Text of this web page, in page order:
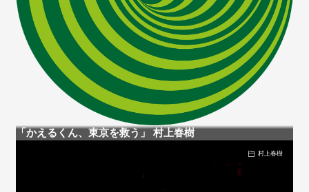
「かえるくん、東京を救う」 村上春樹
村上春樹